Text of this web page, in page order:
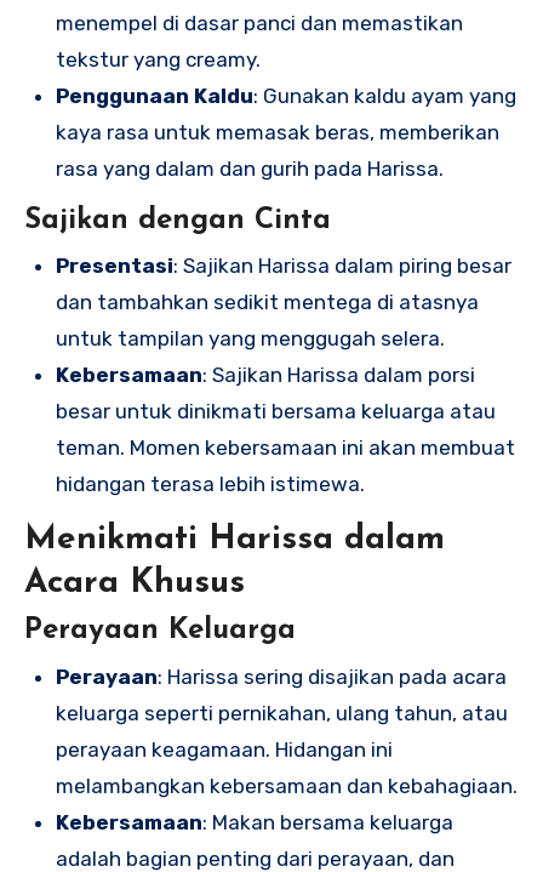
menempel di dasar panci dan memastikan
tekstur yang creamy.
Penggunaan Kaldu: Gunakan kaldu ayam yang
kaya rasa untuk memasak beras, memberikan
rasa yang dalam dan gurih pada Harissa.
Sajikan dengan Cinta
Presentasi: Sajikan Harissa dalam piring besar
dan tambahkan sedikit mentega di atasnya
untuk tampilan yang menggugah selera.
Kebersamaan: Sajikan Harissa dalam porsi
besar untuk dinikmati bersama keluarga atau
teman. Momen kebersamaan ini akan membuat
hidangan terasa lebih istimewa.
Menikmati Harissa dalam
Acara Khusus
Perayaan Keluarga
Perayaan: Harissa sering disajikan pada acara
keluarga seperti pernikahan, ulang tahun, atau
perayaan keagamaan. Hidangan ini
melambangkan kebersamaan dan kebahagiaan.
Kebersamaan: Makan bersama keluarga
adalah bagian penting dari perayaan, dan